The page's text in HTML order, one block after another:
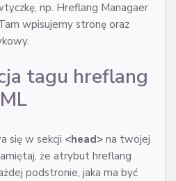
np. Hreflang Managaer
wpisujemy stronę oraz
tagu hreflang
się w sekcji <head> na twojej
że atrybut hreflang
podstronie, jaka ma być